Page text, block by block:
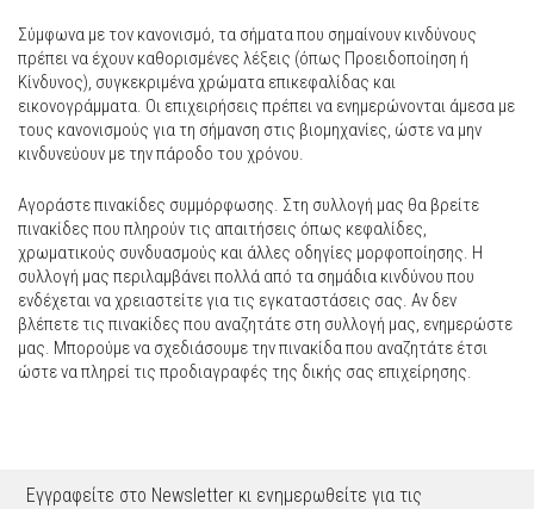
Σύμφωνα με τον κανονισμό, τα σήματα που σημαίνουν κινδύνους
πρέπει να έχουν καθορισμένες λέξεις (όπως Προειδοποίηση ή
Κίνδυνος), συγκεκριμένα χρώματα επικεφαλίδας και
εικονογράμματα. Οι επιχειρήσεις πρέπει να ενημερώνονται άμεσα με
τους κανονισμούς για τη σήμανση στις βιομηχανίες, ώστε να μην
κινδυνεύουν με την πάροδο του χρόνου.
Αγοράστε πινακίδες συμμόρφωσης. Στη συλλογή μας θα βρείτε
πινακίδες που πληρούν τις απαιτήσεις όπως κεφαλίδες,
χρωματικούς συνδυασμούς και άλλες οδηγίες μορφοποίησης. Η
συλλογή μας περιλαμβάνει πολλά από τα σημάδια κινδύνου που
ενδέχεται να χρειαστείτε για τις εγκαταστάσεις σας. Αν δεν
βλέπετε τις πινακίδες που αναζητάτε στη συλλογή μας, ενημερώστε
μας. Μπορούμε να σχεδιάσουμε την πινακίδα που αναζητάτε έτσι
ώστε να πληρεί τις προδιαγραφές της δικής σας επιχείρησης.
Εγγραφείτε στο Newsletter κι ενημερωθείτε για τις